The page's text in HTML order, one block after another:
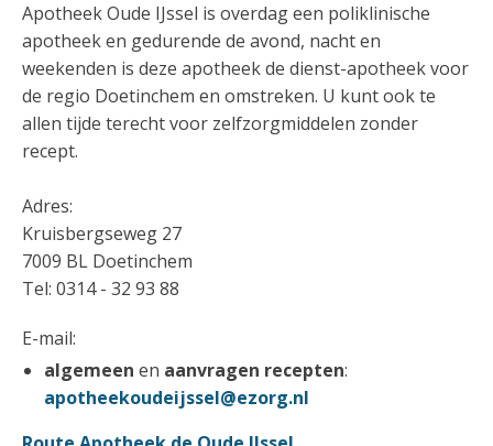
Apotheek Oude IJssel is overdag een poliklinische
apotheek en gedurende de avond, nacht en
weekenden is deze apotheek de dienst-apotheek voor
de regio Doetinchem en omstreken. U kunt ook te
allen tijde terecht voor zelfzorgmiddelen zonder
recept.
Adres:
Kruisbergseweg 27
7009 BL Doetinchem
Tel: 0314 - 32 93 88
E-mail:
algemeen en aanvragen recepten:
apotheekoudeijssel@ezorg.nl